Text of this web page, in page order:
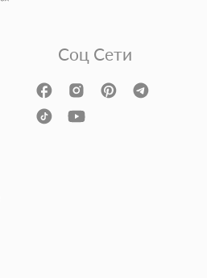
Соц Сети